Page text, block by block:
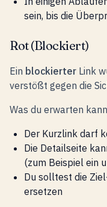
sein, bis die
Rot (Blockiert)
Ein blockierter Link
verstößt gegen die
Was du erwarten
Der Kurzlink darf
Die Detailseite
(zum Beispiel ein
Du solltest die
ersetzen